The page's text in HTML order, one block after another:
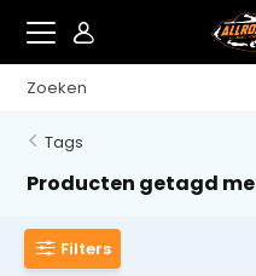
Tags
Producten getagd
Filters